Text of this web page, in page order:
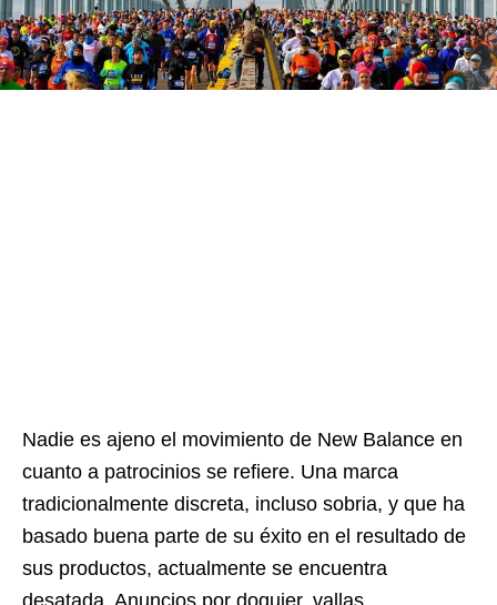
Nadie es ajeno el movimiento de New Balance en
cuanto a patrocinios se refiere. Una marca
tradicionalmente discreta, incluso sobria, y que ha
basado buena parte de su éxito en el resultado de
sus productos, actualmente se encuentra